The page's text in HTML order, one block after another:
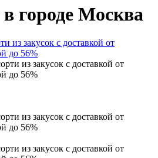
городе Москва
из закусок с доставкой от
до 56%